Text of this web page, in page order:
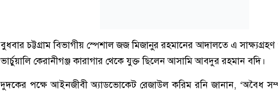
বুধবার চট্টগ্রাম বিভাগীয় স্পেশাল জজ মিজানুর রহমানের আদালতে এ
ভার্চুয়ালি কেরানীগঞ্জ কারাগার থেকে যুক্ত ছিলেন আসামি আবদুর রহমান বদি।
দুদকের পক্ষে আইনজীবী অ্যাডভোকেট রেজাউল করিম রনি জানান, ‘অবৈধ